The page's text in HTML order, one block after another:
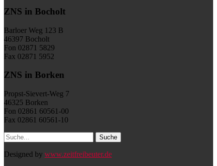
ZNS in Bocholt
Barloer Weg 123 B
46397 Bocholt
Fon 02871 5829
Fax 02871 5952
ZNS in Borken
Propst-Sievert-Weg 7
46325 Borken
Fon 02861 60561-00
Fax 02861 60561-10
Designed by www.zeitfreibeuter.de